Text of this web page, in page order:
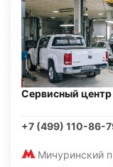
Сервисный
+7 (499) 110-86-
Мичуринский